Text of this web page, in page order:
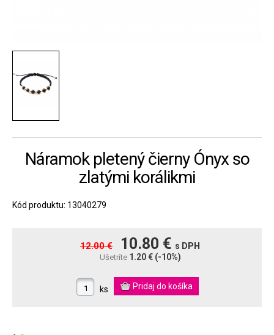
Náramok pletený čierny Ónyx so
zlatými korálikmi
Kód produktu: 13040279
12.00 € 10.80 € s DPH
Ušetríte 1.20 € (-10%)
ks